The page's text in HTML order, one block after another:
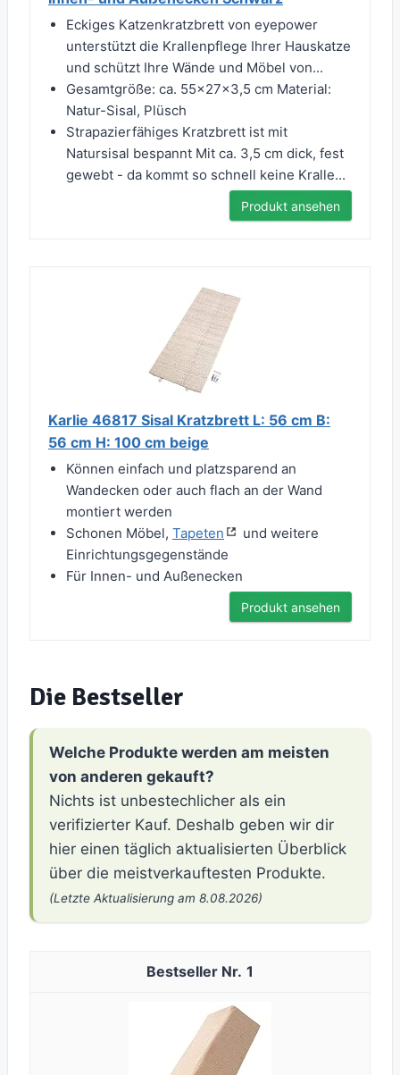
Eckiges Katzenkratzbrett von eyepower
unterstützt die Krallenpflege Ihrer Hauskatze
und schützt Ihre Wände und Möbel von...
Gesamtgröße: ca. 55x27x3,5 cm Material:
Natur-Sisal, Plüsch
Strapazierfähiges Kratzbrett ist mit
Natursisal bespannt Mit ca. 3,5 cm dick, fest
gewebt - da kommt so schnell keine Kralle...
Produkt ansehen
Karlie 46817 Sisal Kratzbrett L: 56 cm B:
56 cm H: 100 cm beige
Können einfach und platzsparend an
Wandecken oder auch flach an der Wand
montiert werden
Schonen Möbel, Tapeten
und weitere
Einrichtungsgegenstände
Für Innen- und Außenecken
Produkt ansehen
Die Bestseller
Welche Produkte werden am meisten
von anderen gekauft?
Nichts ist unbestechlicher als ein
verifizierter Kauf. Deshalb geben wir dir
hier einen täglich aktualisierten Überblick
über die meistverkauftesten Produkte.
(Letzte Aktualisierung am 8.08.2026)
1